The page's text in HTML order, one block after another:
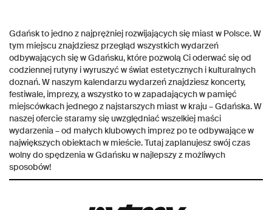
Gdańsk to jedno z najprężniej rozwijających się miast w Polsce. W
tym miejscu znajdziesz przegląd wszystkich wydarzeń
odbywających się w Gdańsku, które pozwolą Ci oderwać się od
codziennej rutyny i wyruszyć w świat estetycznych i kulturalnych
doznań. W naszym kalendarzu wydarzeń znajdziesz koncerty,
festiwale, imprezy, a wszystko to w zapadających w pamięć
miejscówkach jednego z najstarszych miast w kraju – Gdańska. W
naszej ofercie staramy się uwzględniać wszelkiej maści
wydarzenia – od małych klubowych imprez po te odbywające w
największych obiektach w mieście. Tutaj zaplanujesz swój czas
wolny do spędzenia w Gdańsku w najlepszy z możliwych
sposobów!